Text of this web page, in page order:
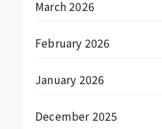
March 2026
February 2026
January 2026
December 2025